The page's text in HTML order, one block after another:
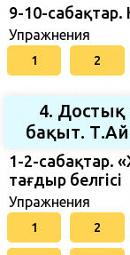
9-10-сабақтар.
Упражнения
1 2
4.
бақыт.
1-2-сабақтар.
тағдыр белгісі
Упражнения
1 2